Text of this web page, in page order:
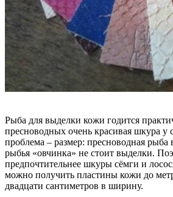
Рыба для выделки кожи годится
пресноводных очень красивая шкура у
проблема – размер: пресноводная рыба
рыбья «овчинка» не стоит выделки.
предпочтительнее шкуры сёмги и
можно получить пластины кожи до
двадцати сантиметров в ширину.